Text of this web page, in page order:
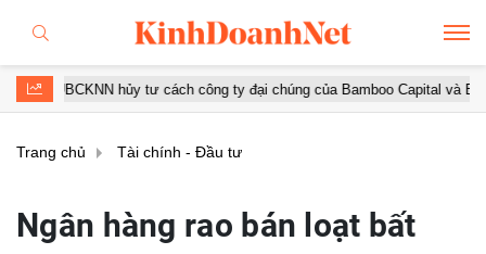
hủy tư cách công ty đại chúng của Bamboo Capital và BCG Land
Trang chủ Tài chính - Đầu tư
Ngân hàng rao bán loạt bất